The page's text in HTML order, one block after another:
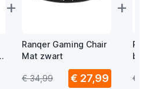
+
Ranqer Gaming Chair
Mat zwart
€ 34,99 € 27,99
+
€